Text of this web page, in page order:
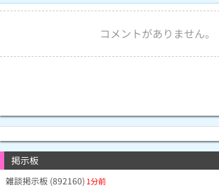
コメントがありません。
掲示板
雑談掲示板 (892160) 1分前